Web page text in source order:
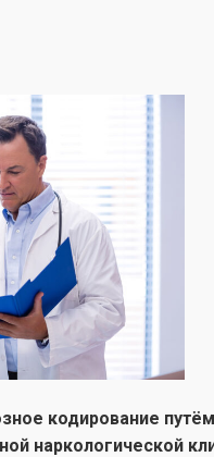
кодирование
наркологической